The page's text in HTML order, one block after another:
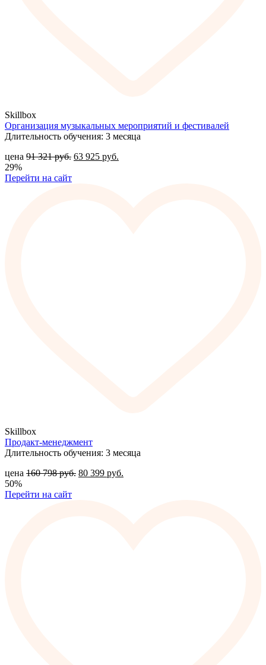
Skillbox
Организация музыкальных мероприятий и фестивалей
Длительность обучения: 3 месяца
цена 91 321руб. 63 925 руб.
29%
Перейти на сайт
Skillbox
Продакт-менеджмент
Длительность обучения: 3 месяца
цена 160 798руб. 80 399 руб.
50%
Перейти на сайт